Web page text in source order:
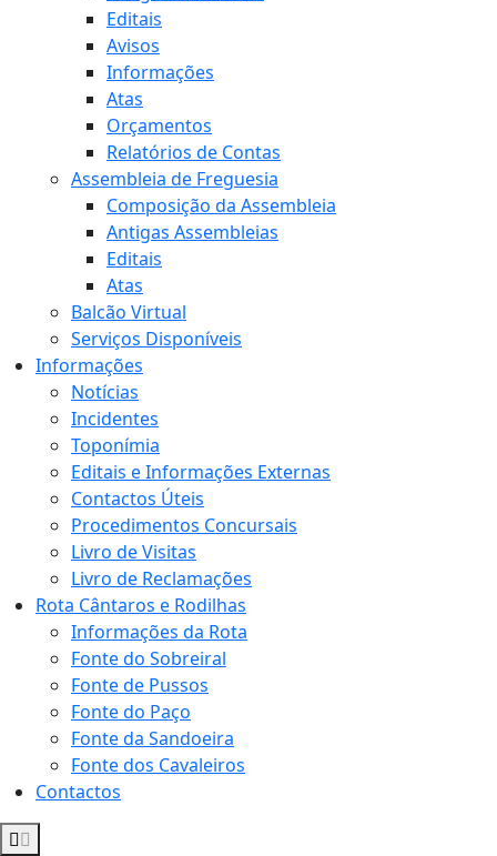
Editais
Avisos
Informações
Atas
Orçamentos
Relatórios de Contas
Assembleia de Freguesia
Composição da Assembleia
Antigas Assembleias
Editais
Atas
Balcão Virtual
Serviços Disponíveis
Informações
Notícias
Incidentes
Toponímia
Editais e Informações Externas
Contactos Úteis
Procedimentos Concursais
Livro de Visitas
Livro de Reclamações
Rota Cântaros e Rodilhas
Informações da Rota
Fonte do Sobreiral
Fonte de Pussos
Fonte do Paço
Fonte da Sandoeira
Fonte dos Cavaleiros
Contactos